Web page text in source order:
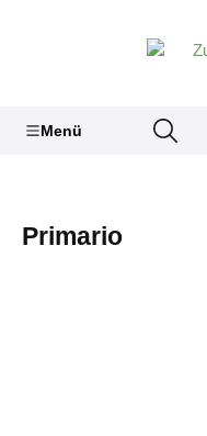
Menü
Primario